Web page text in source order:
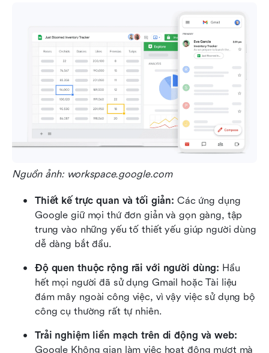
Nguồn ảnh: workspace.google.com
Thiết kế trực quan và tối giản: Các ứng dụng
Google giữ mọi thứ đơn giản và gọn gàng, tập
trung vào những yếu tố thiết yếu giúp người dùng
dễ dàng bắt đầu.
Độ quen thuộc rộng rãi với người dùng: Hầu
hết mọi người đã sử dụng Gmail hoặc Tài liệu
đám mây ngoài công việc, vì vậy việc sử dụng bộ
công cụ thường rất tự nhiên.
Trải nghiệm liền mạch trên di động và web:
Google Không gian làm việc hoạt động mượt mà